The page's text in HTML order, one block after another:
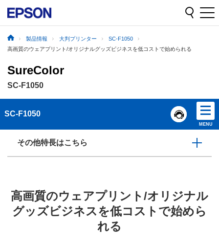
製品情報 大判プリンター
SC-F1050
高画質のウェアプリント/オリジナルグッズビジネスを低コストで始められる
SureColor
SC-F1050
SC-F1050
MENU
その他特長はこちら
高画質のウェアプリント/オリジナル
グッズビジネスを低コストで始めら
れる